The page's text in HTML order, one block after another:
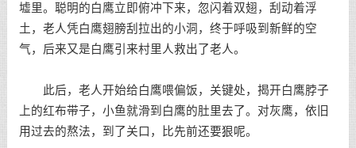
墟里。聪明的白鹰立即俯冲下来，忽闪着双翅，刮动着浮
土，老人凭白鹰翅膀刮拉出的小洞，终于呼吸到新鲜的空
气，后来又是白鹰引来村里人救出了老人。
此后，老人开始给白鹰喂偏饭，关键处，揭开白鹰脖子
上的红布带子，小鱼就滑到白鹰的肚里去了。对灰鹰，依旧
用过去的熬法，到了关口，比先前还要狠呢。